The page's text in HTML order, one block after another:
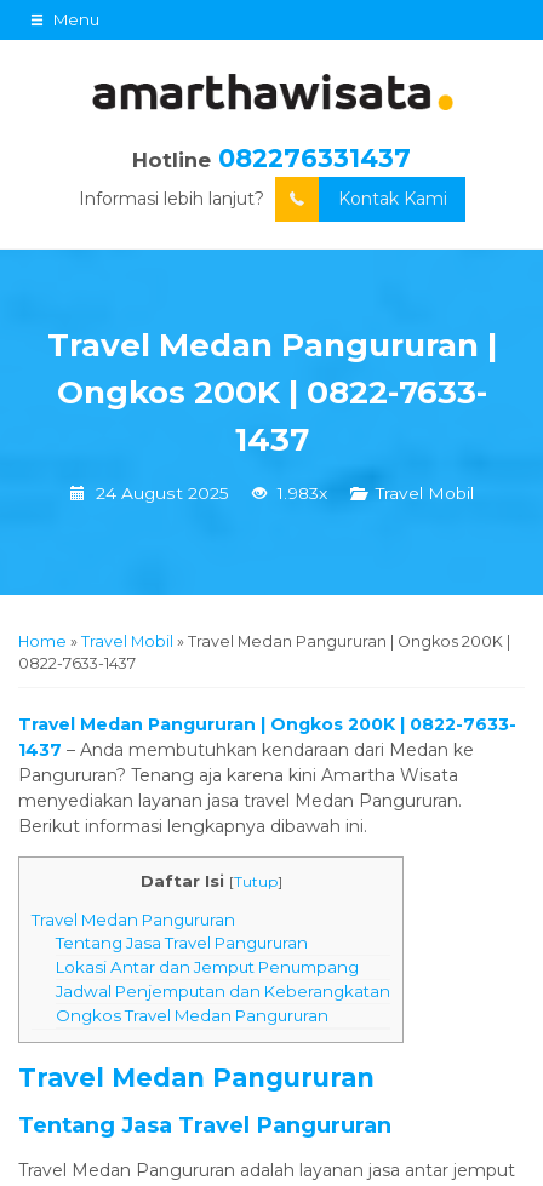
Menu
Hotline 082276331437
Informasi lebih lanjut? Kontak Kami
Travel Medan Pangururan |
Ongkos 200K | 0822-7633-
1437
24 August 2025 1.983x Travel Mobil
Home » Travel Mobil » Travel Medan Pangururan | Ongkos 200K |
0822-7633-1437
Travel Medan Pangururan | Ongkos 200K | 0822-7633-
1437 – Anda membutuhkan kendaraan dari Medan ke
Pangururan? Tenang aja karena kini Amartha Wisata
menyediakan layanan jasa travel Medan Pangururan.
Berikut informasi lengkapnya dibawah ini.
Daftar Isi [Tutup]
Travel Medan Pangururan
Tentang Jasa Travel Pangururan
Lokasi Antar dan Jemput Penumpang
Jadwal Penjemputan dan Keberangkatan
Ongkos Travel Medan Pangururan
Travel Medan Pangururan
Tentang Jasa Travel Pangururan
Travel Medan Pangururan adalah layanan jasa antar jemput